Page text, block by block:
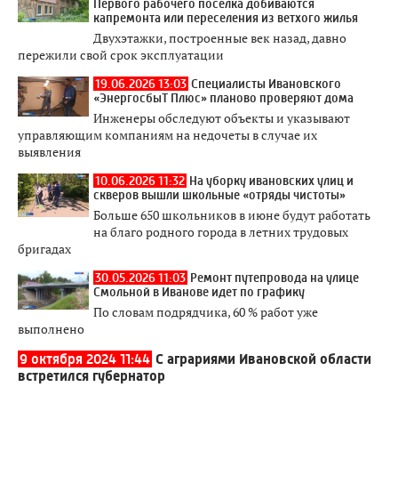
Первого рабочего поселка добиваются
капремонта или переселения из ветхого жилья
Двухэтажки, построенные век назад, давно
пережили свой срок эксплуатации
19.06.2026 13:03 Специалисты Ивановского
«ЭнергосбыТ Плюс» планово проверяют дома
Инженеры обследуют объекты и указывают
управляющим компаниям на недочеты в случае их
выявления
10.06.2026 11:32 На уборку ивановских улиц и
скверов вышли школьные «отряды чистоты»
Больше 650 школьников в июне будут работать
на благо родного города в летних трудовых
бригадах
30.05.2026 11:03 Ремонт путепровода на улице
Смольной в Иванове идет по графику
По словам подрядчика, 60 % работ уже
выполнено
9 октября 2024 11:44 С аграриями Ивановской области
встретился губернатор